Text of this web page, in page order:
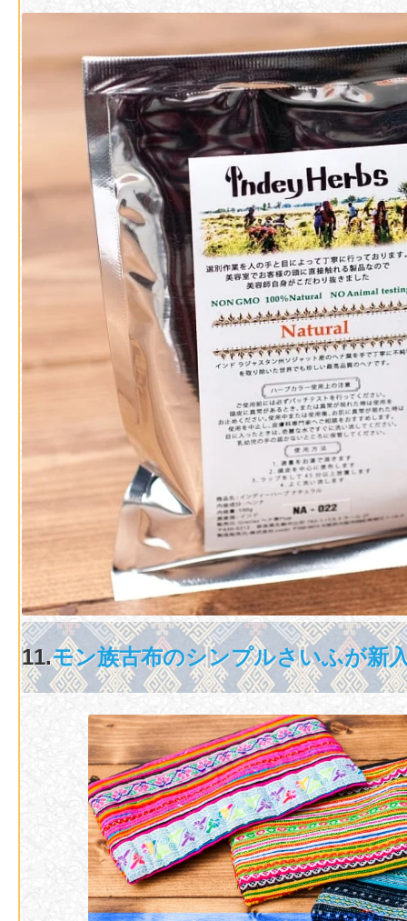
11.モン族古布のシンプルさいふが新